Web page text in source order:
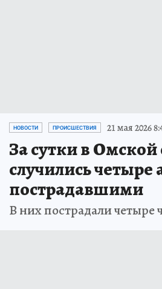
НОВОСТИ ПРОИСШЕСТВИЯ 21 мая 2026
За сутки в Омской
случились четыре
пострадавшими
В них пострадали четыре